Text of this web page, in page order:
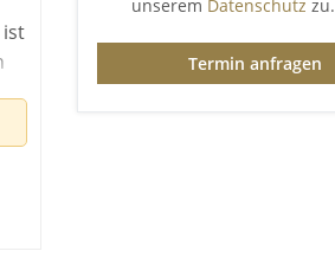
unserem Datenschutz zu.
Termin anfragen